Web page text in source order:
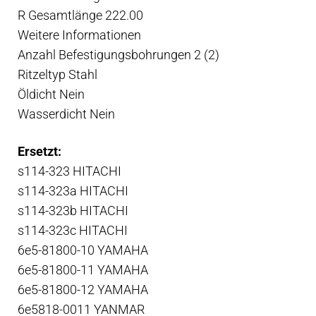
R Gesamtlänge 222.00
Weitere Informationen
Anzahl Befestigungsbohrungen 2 (2)
Ritzeltyp Stahl
Öldicht Nein
Wasserdicht Nein
Ersetzt:
s114-323 HITACHI
s114-323a HITACHI
s114-323b HITACHI
s114-323c HITACHI
6e5-81800-10 YAMAHA
6e5-81800-11 YAMAHA
6e5-81800-12 YAMAHA
6e5818-0011 YANMAR